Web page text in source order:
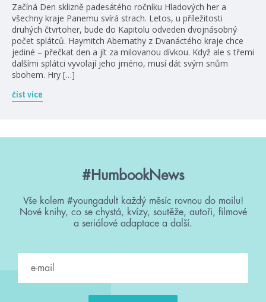
Začíná Den sklizně padesátého ročníku Hladových her a
všechny kraje Panemu svírá strach. Letos, u příležitosti
druhých čtvrtoher, bude do Kapitolu odveden dvojnásobný
počet splátců. Haymitch Abernathy z Dvanáctého kraje chce
jediné – přečkat den a jít za milovanou dívkou. Když ale s třemi
dalšími splátci vyvolají jeho jméno, musí dát svým snům
sbohem. Hry […]
číst více
#HumbookNews
Vše kolem #youngadult každý měsíc rovnou do mailu!
Nové knihy, co se chystá, kvízy, soutěže, autoři, filmové
a seriálové adaptace a další.